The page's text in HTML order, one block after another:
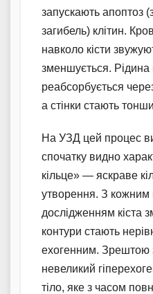
запускають апоптоз
загибель) клітин.
навколо кісти
зменшується. Рідина
реабсорбується
а стінки стають
На УЗД цей процес
спочатку видно
кільце» — яскраве
утворення. З кожним
дослідженням кіста
контури стають
ехогенним. Зрештою
невеликий
тіло, яке з часом